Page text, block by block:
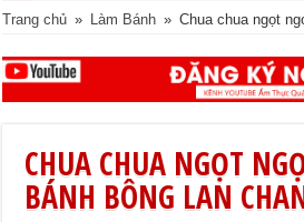
Trang chủ » Làm Bánh » Chua chua ngọt
CHUA CHUA NGỌT
BÁNH BÔNG LAN